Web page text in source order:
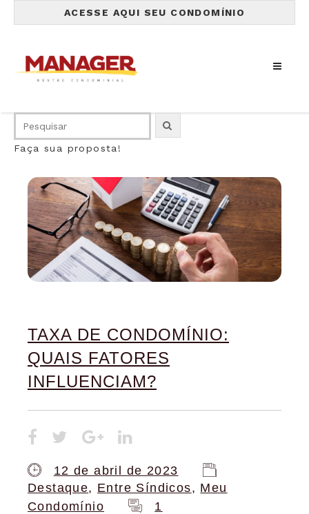
ACESSE AQUI SEU CONDOMÍNIO
Faça sua proposta!
TAXA DE CONDOMÍNIO:
QUAIS FATORES
INFLUENCIAM?
12 de abril de 2023
Destaque, Entre Síndicos, Meu
Condomínio
1